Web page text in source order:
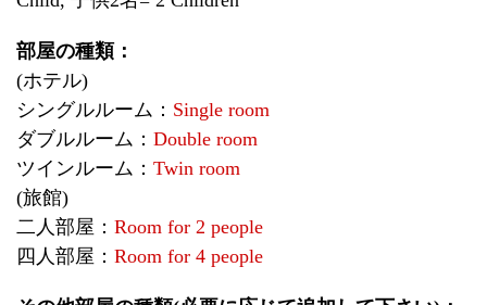
部屋の種類：
(ホテル)
シングルルーム： Single room
ダブルルーム： Double room
ツインルーム： Twin room
(旅館)
二人部屋： Room for 2 people
四人部屋： Room for 4 people